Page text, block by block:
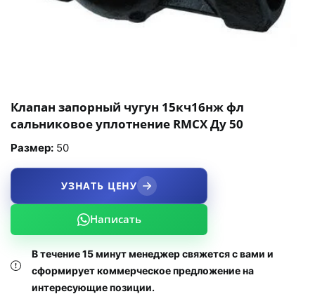
Клапан запорный чугун 15кч16нж фл
сальниковое уплотнение RMCX Ду 50
Размер: 50
УЗНАТЬ ЦЕНУ
Написать
В течение 15 минут менеджер свяжется с вами и
сформирует коммерческое предложение на
интересующие позиции.